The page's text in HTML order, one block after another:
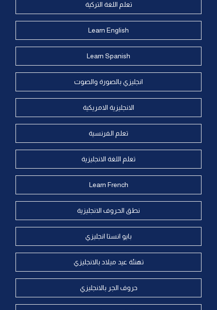
تعلم اللغة التركية
Learn English
Learn Spanish
انجليزي بالصورة والصوت
الانجليزية الامريكية
تعلم الفرنسية
تعلم اللغة الانجليزية
Learn French
نطق الحروف الانجليزية
بايو انستا انجليزي
تهنئة عيد ميلاد بالانجليزي
حروف الجر بالانجليزي